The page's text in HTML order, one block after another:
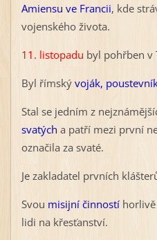
Amiensu ve Francii, kde
vojenského života.
11. listopadu byl pohřben v
Byl římský voják,
Stal se jedním z
svatých a patří mezi první
označila za svaté.
Je zakladatel prvních
Svou misijní činností
lidi na křesťanství.